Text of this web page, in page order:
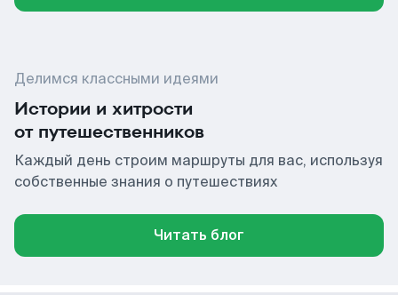
Делимся классными идеями
Истории и хитрости
от путешественников
Каждый день строим маршруты для вас, используя
собственные знания о путешествиях
Читать блог